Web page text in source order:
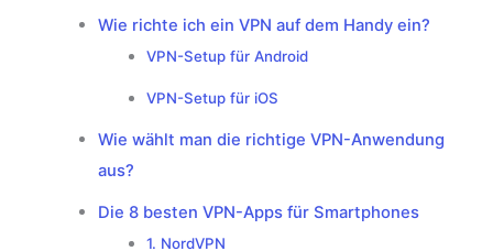
Wie richte ich ein VPN auf dem Handy ein?
VPN-Setup für Android
VPN-Setup für iOS
Wie wählt man die richtige VPN-Anwendung
aus?
Die 8 besten VPN-Apps für Smartphones
1. NordVPN